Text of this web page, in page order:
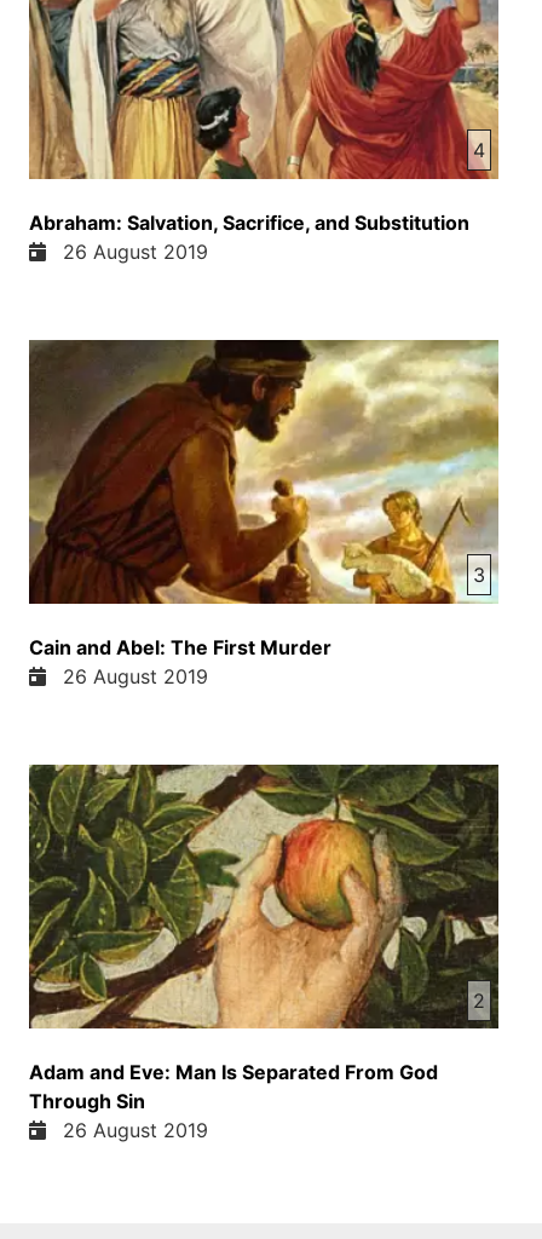
4
Abraham: Salvation, Sacrifice, and Substitution
26 August 2019
3
Cain and Abel: The First Murder
26 August 2019
2
Adam and Eve: Man Is Separated From God
Through Sin
26 August 2019